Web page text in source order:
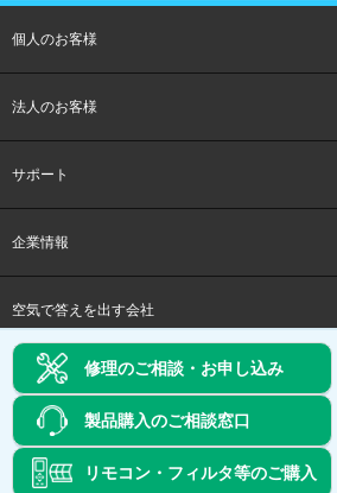
個人のお客様
法人のお客様
サポート
企業情報
空気で答えを出す会社
ダイキン工業ウェブサイトご利用条件
Copyright (C) 2020 DAIKIN
修理のご相談・お申し込み
製品購入のご相談窓口
リモコン・フィルタ等のご購入